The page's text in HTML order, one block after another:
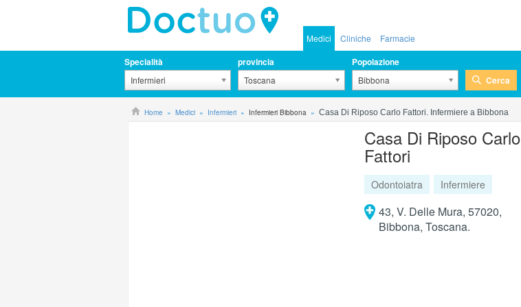
Medici Cliniche Farmacie
Specialità
Infermieri
provincia
Toscana
Popolazione
Bibbona Cerca
Home Medici Infermieri Infermieri Bibbona Casa Di Riposo Carlo Fattori. Infermiere a Bibbona
Casa Di Riposo Carlo
Fattori
Odontoiatra Infermiere
43, V. Delle Mura, 57020,
Bibbona, Toscana.